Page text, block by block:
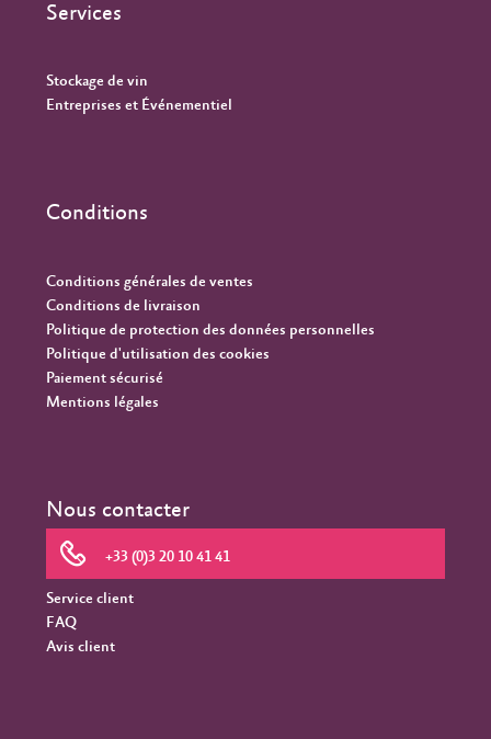
Services
Stockage de vin
Entreprises et Événementiel
Conditions
Conditions générales de ventes
Conditions de livraison
Politique de protection des données personnelles
Politique d'utilisation des cookies
Paiement sécurisé
Mentions légales
Nous contacter
+33 (0)3 20 10 41 41
Service client
FAQ
Avis client